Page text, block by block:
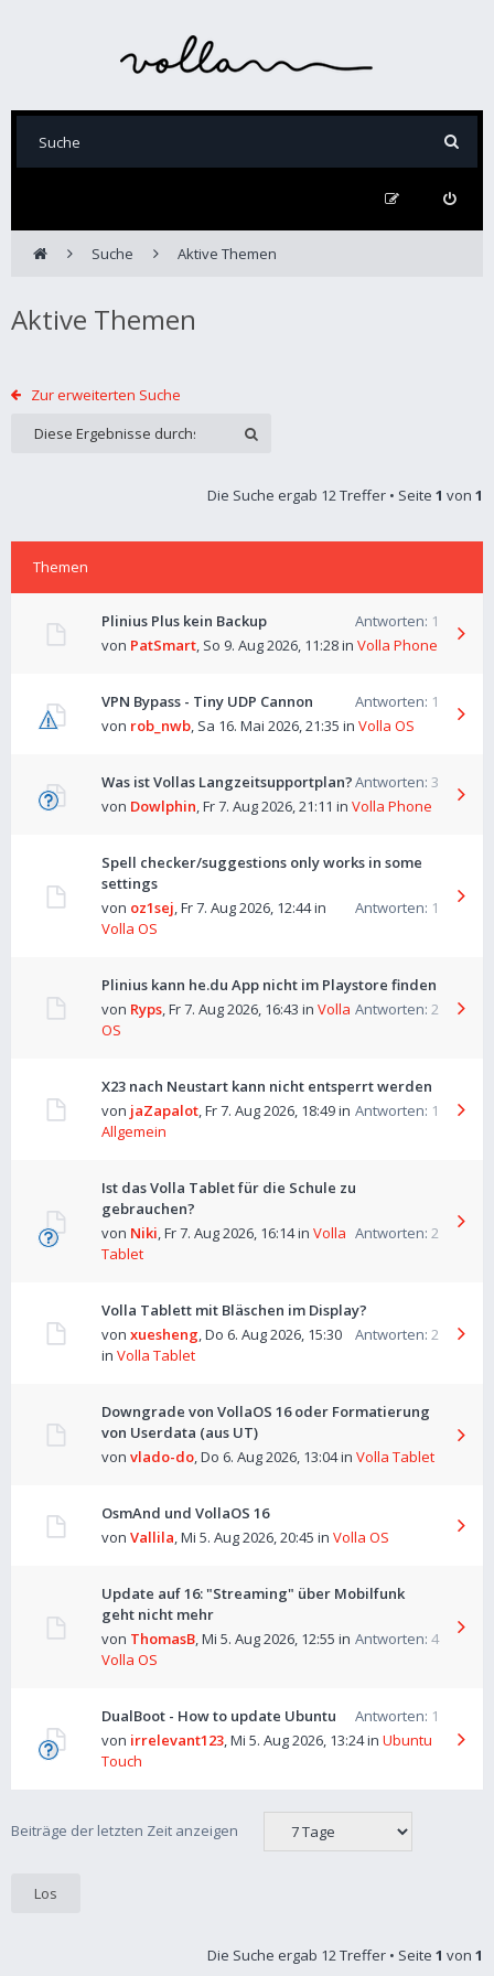
Suche Aktive Themen
Aktive Themen
Zur erweiterten Suche
Die Suche ergab 12 Treffer • Seite 1 von 1
Themen
Plinius Plus kein Backup Antworten: 1
von PatSmart, So 9. Aug 2026, 11:28in Volla Phone
VPN Bypass - Tiny UDP Cannon Antworten: 1
von rob_nwb, Sa 16. Mai 2026, 21:35 in Volla OS
Was ist Vollas Langzeitsupportplan?Antworten: 3
von Dowlphin,Fr 7. Aug 2026, 21:11 in Volla Phone
Spell checker/suggestions only works in some
settings
Antworten: 1
von oz1sej,Fr 7. Aug 2026, 12:44in
Volla OS
Plinius kann he.du App nicht im Playstore finden
Antworten: 2
von Ryps,Fr 7. Aug 2026, 16:43 in Volla
OS
X23 nach Neustart kann nicht entsperrt werden
Antworten: 1
von jaZapalot,Fr 7. Aug 2026, 18:49in
Allgemein
Ist das Volla Tablet für die Schule zu
gebrauchen?
Antworten: 2
von Niki,Fr 7. Aug 2026, 16:14in Volla
Tablet
Volla Tablett mit Bläschen im Display?
Antworten: 2
von xuesheng,Do 6. Aug 2026, 15:30
in Volla Tablet
Downgrade von VollaOS 16 oder Formatierung
von Userdata (aus UT)
von vlado-do,Do 6. Aug 2026, 13:04in Volla Tablet
OsmAnd und VollaOS 16
von Vallila,Mi 5. Aug 2026, 20:45 in Volla OS
Update auf 16: "Streaming" über Mobilfunk
geht nicht mehr
Antworten: 4
von ThomasB,Mi 5. Aug 2026, 12:55 in
Volla OS
DualBoot - How to update Ubuntu Antworten: 1
von irrelevant123,Mi 5. Aug 2026, 13:24in Ubuntu
Touch
Beiträge der letzten Zeit anzeigen
Die Suche ergab 12 Treffer • Seite 1 von 1